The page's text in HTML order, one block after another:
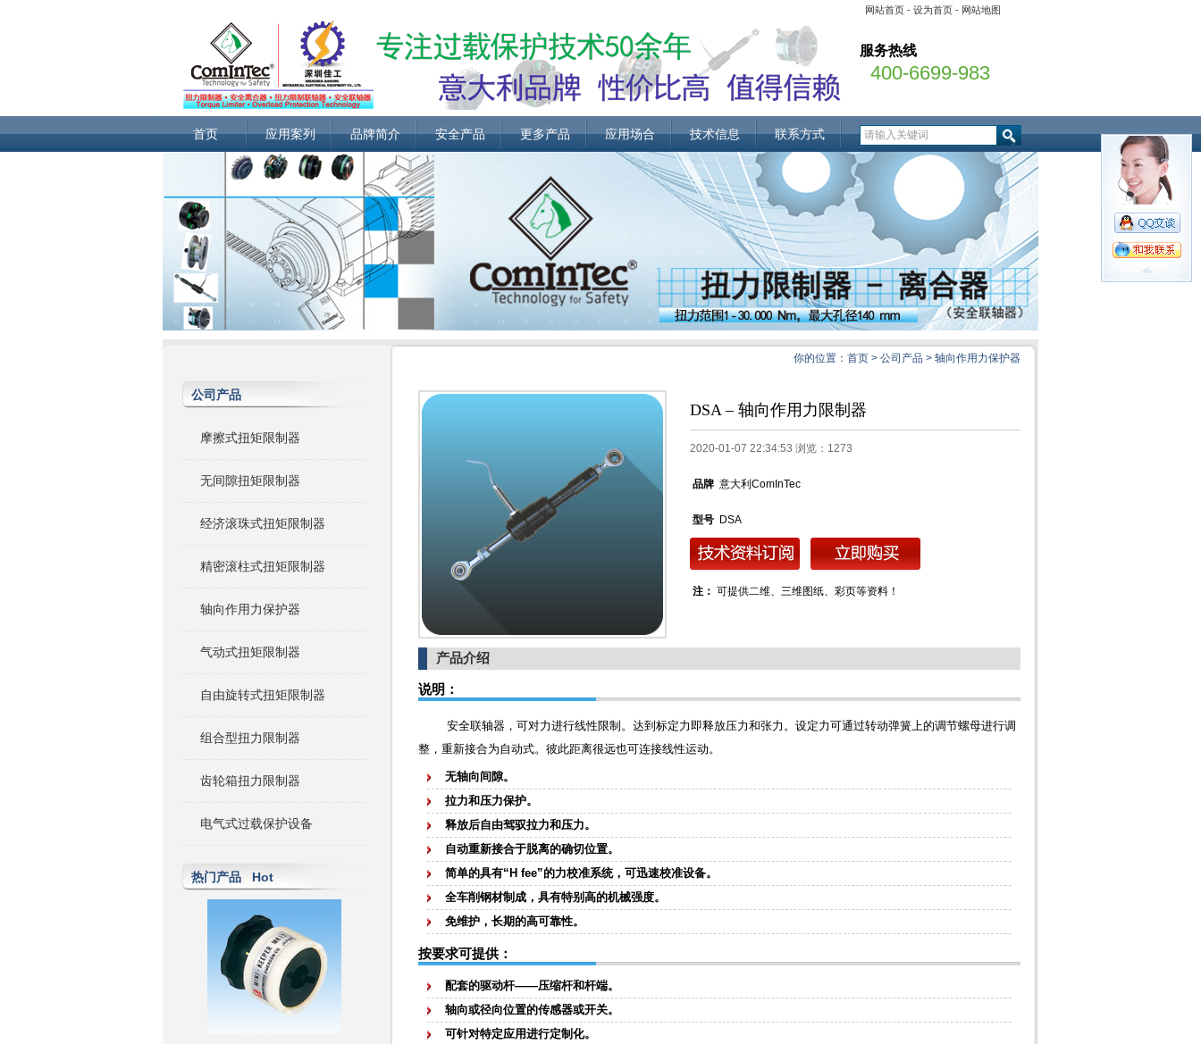
网站首页- 设为首页- 网站地图
服务热线
400-6699-983
首页 应用案列 品牌简介 安全产品 更多产品 应用场合 技术信息 联系方式
你的位置： 首页 > 公司产品 > 轴向作用力保护器
公司产品
摩擦式扭矩限制器
无间隙扭矩限制器
经济滚珠式扭矩限制器
精密滚柱式扭矩限制器
轴向作用力保护器
气动式扭矩限制器
自由旋转式扭矩限制器
组合型扭力限制器
齿轮箱扭力限制器
电气式过载保护设备
热门产品 Hot
DSA – 轴向作用力限制器
2020-01-07 22:34:53 浏览： 1273
品牌 意大利ComInTec
型号 DSA
注： 可提供二维、三维图纸、彩页等资料！
产品介绍
说明：
安全联轴器，可对力进行线性限制。达到标定力即释放压力和张力。设定力可通过转动弹簧上的调节螺母进行调
整，重新接合为自动式。彼此距离很远也可连接线性运动。
无轴向间隙。
拉力和压力保护。
释放后自由驾驭拉力和压力。
自动重新接合于脱离的确切位置。
简单的具有“H fee”的力校准系统，可迅速校准设备。
全车削钢材制成，具有特别高的机械强度。
免维护，长期的高可靠性。
按要求可提供：
配套的驱动杆——压缩杆和杆端。
轴向或径向位置的传感器或开关。
可针对特定应用进行定制化。